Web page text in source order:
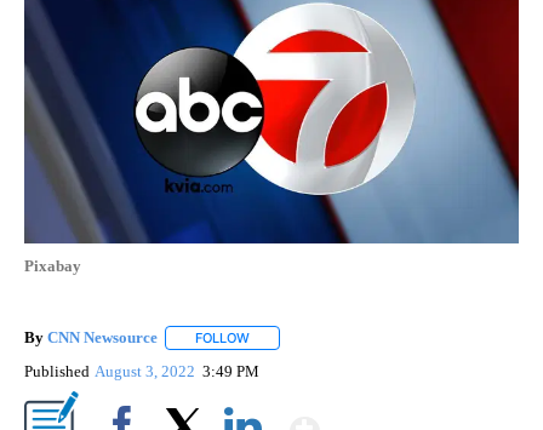
Pixabay
By CNN Newsource FOLLOW
Published August 3, 2022 3:49 PM